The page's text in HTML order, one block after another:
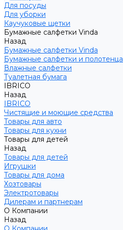
Для посуды
Для уборки
Каучуковые щетки
Бумажные салфетки Vinda
Назад
Бумажные салфетки Vinda
Бумажные салфетки и полотенца
Влажные салфетки
Туалетная бумага
IBRICO
Назад
IBRICO
Чистящие и моющие средства
Товары для авто
Товары для кухни
Товары для детей
Назад
Товары для детей
Игрушки
Товары для дома
Хозтовары
Электротовары
Дилерам и партнерам
О Компании
Назад